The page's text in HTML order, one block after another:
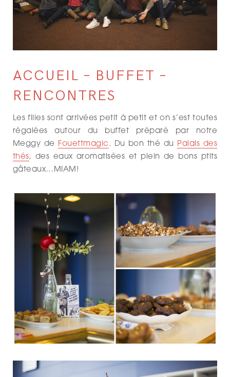
ACCUEIL – BUFFET –
RENCONTRES
Les filles sont arrivées petit à petit et on s’est toutes
régalées autour du buffet préparé par notre
Meggy de Fouettmagic . Du bon thé du Palais des
thés, des eaux aromatisées et plein de bons ptits
gâteaux…MIAM!